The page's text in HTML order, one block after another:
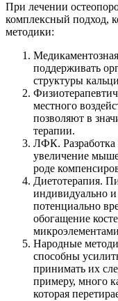
При лечении
комплексный подход,
методики:
поддерживать
структуры
местного
позволяют в
терапии.
ЛФК. Разработка
увеличение
роде
Диетотерапия.
индивидуально и
потенциально
обогащение
Народные
способны
принимать их
примеру, много
которая